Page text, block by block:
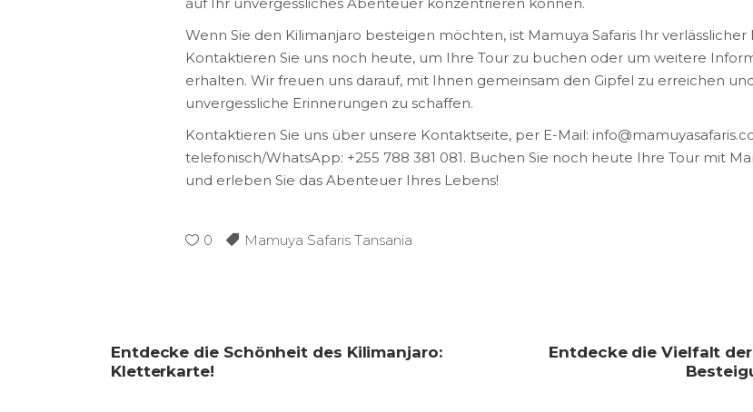
Wenn Sie den Kilimanjaro besteigen möchten, ist Mamuya Safaris Ihr verlässlicher
Kontaktieren Sie uns noch heute, um Ihre Tour zu buchen oder um weitere
erhalten. Wir freuen uns darauf, mit Ihnen gemeinsam den Gipfel zu erreichen
unvergessliche Erinnerungen zu schaffen.
Kontaktieren Sie uns über unsere Kontaktseite, per E-Mail:
telefonisch/WhatsApp: +255 788 381 081. Buchen Sie noch heute Ihre Tour mit
und erleben Sie das Abenteuer Ihres Lebens!
0 Mamuya Safaris Tansania
Entdecke die Schönheit des Kilimanjaro:
Kletterkarte!
Entdecke die Vielfalt